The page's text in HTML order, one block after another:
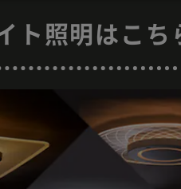
ト照明はこち